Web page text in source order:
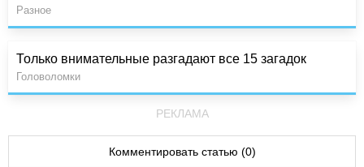
Разное
Только внимательные разгадают все 15 загадок
Головоломки
РЕКЛАМА
Комментировать статью (0)